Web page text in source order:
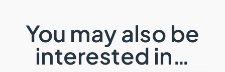
You may also be
interested in…